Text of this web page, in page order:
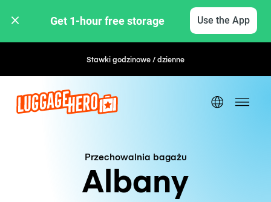
Get 1-hour free storage Use the App
Stawki godzinowe / dzienne
Przechowalnia bagażu
Albany